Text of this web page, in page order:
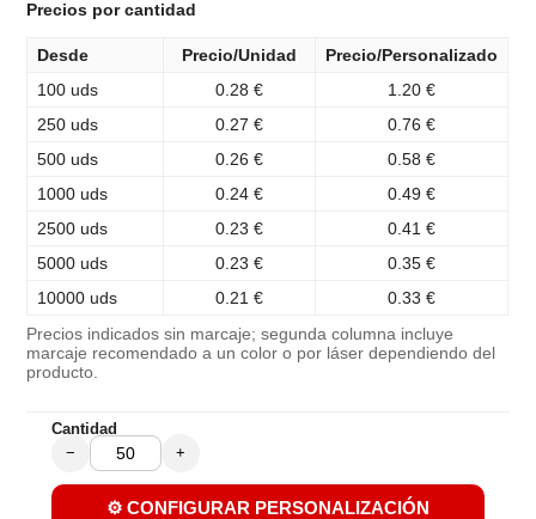
Precios por cantidad
Desde Precio/Unidad
Precio/Personalizado
100 uds
0.28 €
1.20 €
250 uds
0.27 €
0.76 €
500 uds
0.26 €
0.58 €
1000 uds
0.24 €
0.49 €
2500 uds
0.23 €
0.41 €
5000 uds
0.23 €
0.35 €
10000 uds
0.21 € 0.33 €
Precios indicados sin marcaje; segunda columna incluye
marcaje recomendado a un color o por láser dependiendo del
producto.
Cantidad
− +
⚙️ CONFIGURAR PERSONALIZACIÓN